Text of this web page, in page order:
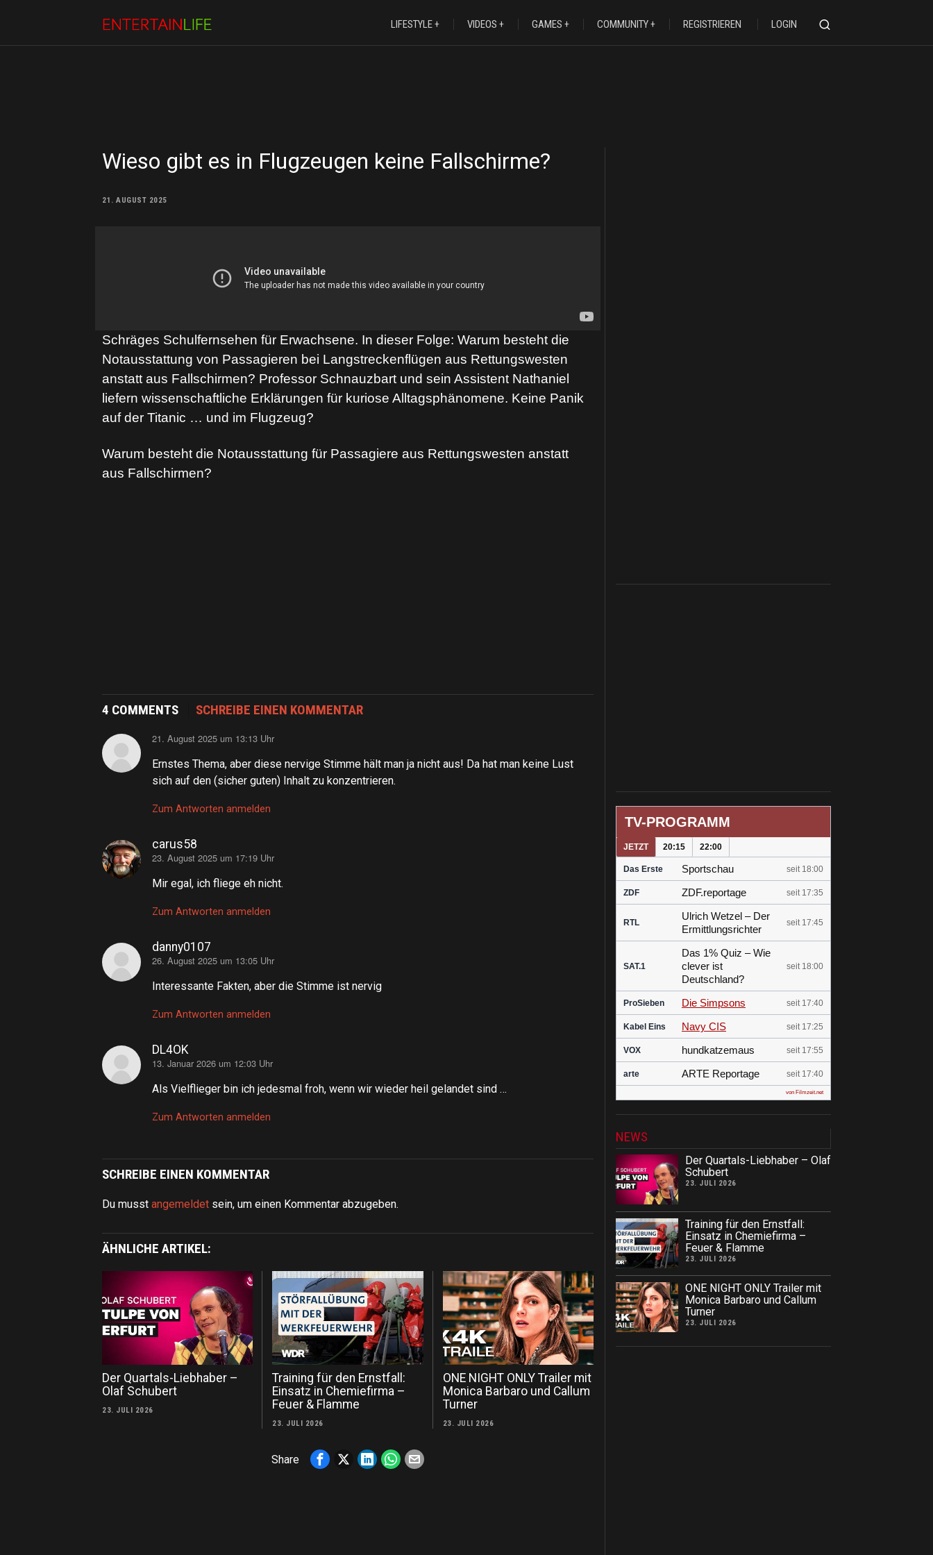
LIFESTYLE VIDEOS GAMES COMMUNITY REGISTRIEREN LOGIN
Wieso gibt es in Flugzeugen keine Fallschirme?
21. AUGUST 2025
Schräges Schulfernsehen für Erwachsene. In dieser Folge: Warum besteht die
Notausstattung von Passagieren bei Langstreckenflügen aus Rettungswesten
anstatt aus Fallschirmen? Professor Schnauzbart und sein Assistent Nathaniel
liefern wissenschaftliche Erklärungen für kuriose Alltagsphänomene. Keine Panik
auf der Titanic … und im Flugzeug?
Warum besteht die Notausstattung für Passagiere aus Rettungswesten anstatt
aus Fallschirmen?
4 COMMENTS SCHREIBE EINEN KOMMENTAR
sagt:
21. August 2025 um 13:13 Uhr
Ernstes Thema, aber diese nervige Stimme hält man ja nicht aus! Da hat man keine Lust
sich auf den (sicher guten) Inhalt zu konzentrieren.
Zum Antworten anmelden
carus58
sagt:
23. August 2025 um 17:19 Uhr
Mir egal, ich fliege eh nicht.
Zum Antworten anmelden
danny0107
sagt:
26. August 2025 um 13:05 Uhr
Interessante Fakten, aber die Stimme ist nervig
Zum Antworten anmelden
DL4OK
sagt:
13. Januar 2026 um 12:03 Uhr
Als Vielflieger bin ich jedesmal froh, wenn wir wieder heil gelandet sind …
Zum Antworten anmelden
SCHREIBE EINEN KOMMENTAR
Du musst angemeldet sein, um einen Kommentar abzugeben.
ÄHNLICHE ARTIKEL:
Der Quartals-Liebhaber –
Olaf Schubert
23. JULI 2026
Training für den Ernstfall:
Einsatz in Chemiefirma –
Feuer & Flamme
23. JULI 2026
ONE NIGHT ONLY Trailer mit
Monica Barbaro und Callum
Turner
23. JULI 2026
Share
TV-PROGRAMM
JETZT 20:15 22:00
Das Erste Sportschau seit 18:00
ZDF ZDF.reportage seit 17:35
RTL
Ulrich Wetzel – Der
Ermittlungsrichter
seit 17:45
SAT.1
Das 1% Quiz – Wie
clever ist
Deutschland?
seit 18:00
ProSieben Die Simpsons seit 17:40
Kabel Eins Navy CIS seit 17:25
VOX hundkatzemaus seit 17:55
arte ARTE Reportage seit 17:40
von Filmzeit.net
NEWS
Der Quartals-Liebhaber – Olaf
Schubert
23. JULI 2026
Training für den Ernstfall:
Einsatz in Chemiefirma –
Feuer & Flamme
23. JULI 2026
ONE NIGHT ONLY Trailer mit
Monica Barbaro und Callum
Turner
23. JULI 2026